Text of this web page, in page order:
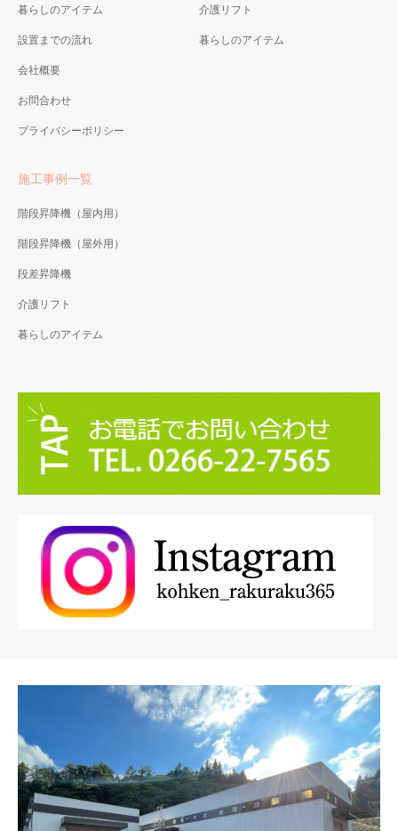
暮らしのアイテム
設置までの流れ
会社概要
お問合わせ
プライバシーポリシー
介護リフト
暮らしのアイテム
施工事例一覧
階段昇降機（屋内用）
階段昇降機（屋外用）
段差昇降機
介護リフト
暮らしのアイテム